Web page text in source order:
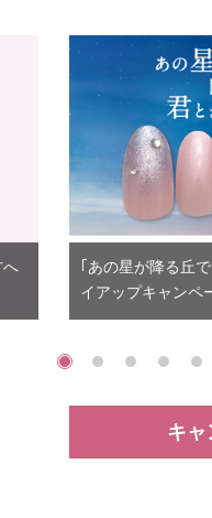
へ
｢あの星が降る丘
イアップキャンペ
キャ